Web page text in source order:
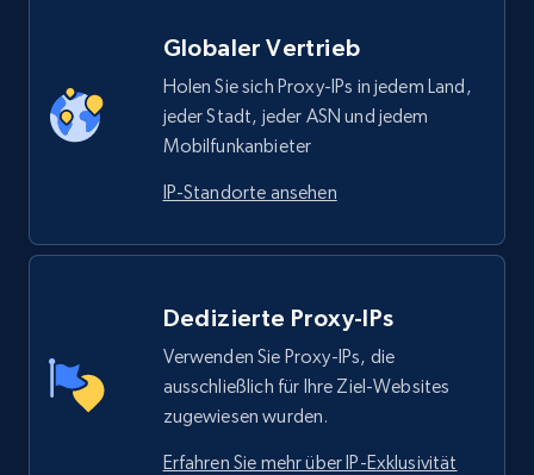
Globaler Vertrieb
Holen Sie sich Proxy-IPs in jedem Land,
jeder Stadt, jeder ASN und jedem
Mobilfunkanbieter
IP-Standorte ansehen
Dedizierte Proxy-IPs
Verwenden Sie Proxy-IPs, die
ausschließlich für Ihre Ziel-Websites
zugewiesen wurden.
Erfahren Sie mehr über IP-Exklusivität